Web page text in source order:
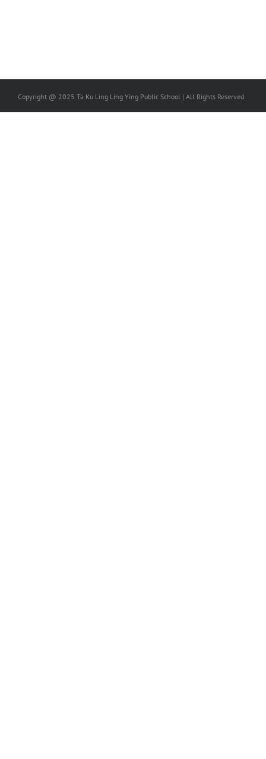
Copyright @ 2025 Ta Ku Ling Ling Ying Public School | All Rights Reserved.